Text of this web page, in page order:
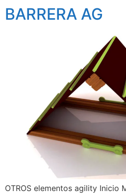
BARRERA AG
OTROS elementos agility Inicio